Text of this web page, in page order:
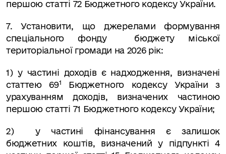
першою статті 72 Бюджетного кодексу України.
7. Установити, що джерелами формування
спеціального фонду
бюджету міської
територіальної громади на 2026 рік:
1) у частині доходів є надходження, визначені
статтею 691
Бюджетного кодексу України з
урахуванням доходів, визначених частиною
першою статті 71 Бюджетного кодексу України;
2)
у частині фінансування є залишок
бюджетних коштів, визначений у підпункті 4